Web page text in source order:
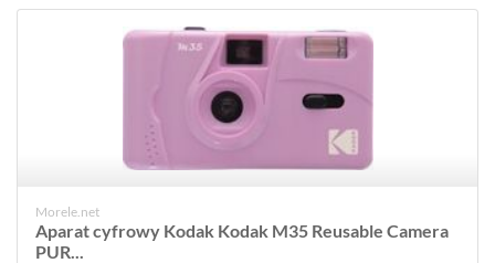
Morele.net
Aparat cyfrowy Kodak Kodak M35 Reusable Camera
PUR...